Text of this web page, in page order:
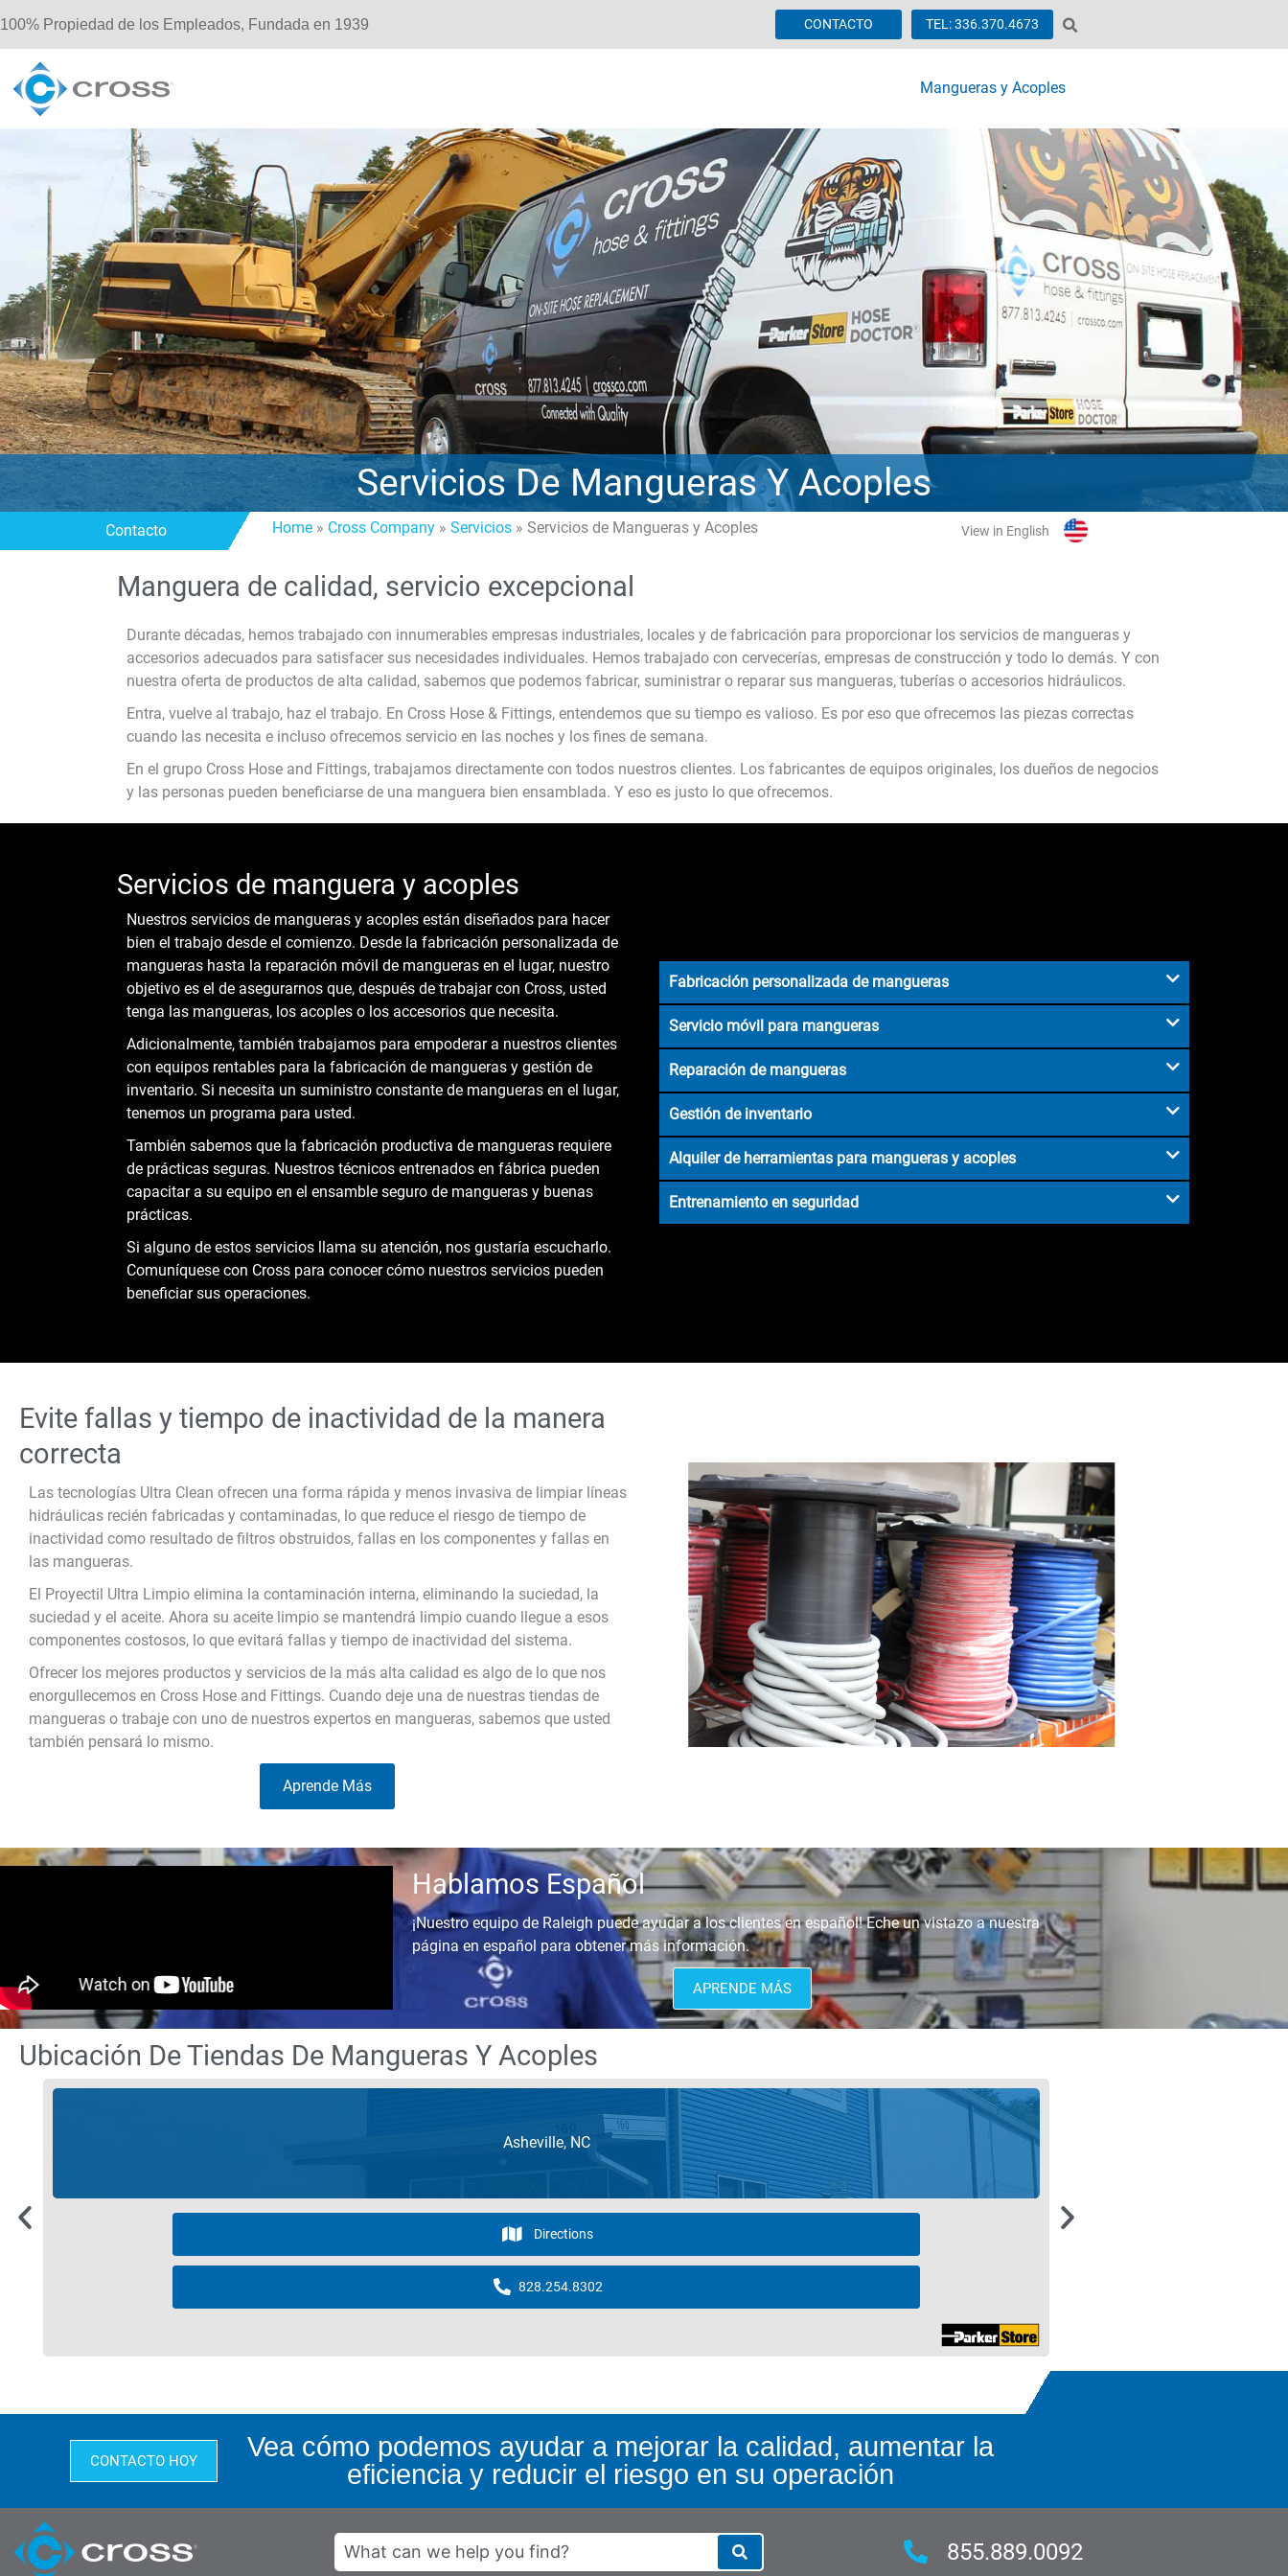
100% Propiedad de los Empleados, Fundada en 1939 CONTACTO TEL: 336.370.4673
Mangueras y Acoples
Servicios De Mangueras Y Acoples
Contacto Home» Cross Company» Servicios» Servicios de Mangueras y Acoples View in English
Manguera de calidad, servicio excepcional
Durante décadas, hemos trabajado con innumerables empresas industriales, locales y de fabricación para proporcionar los servicios de mangueras y
accesorios adecuados para satisfacer sus necesidades individuales. Hemos trabajado con cervecerías, empresas de construcción y todo lo demás. Y con
nuestra oferta de productos de alta calidad, sabemos que podemos fabricar, suministrar o reparar sus mangueras, tuberías o accesorios hidráulicos.
Entra, vuelve al trabajo, haz el trabajo. En Cross Hose & Fittings, entendemos que su tiempo es valioso. Es por eso que ofrecemos las piezas correctas
cuando las necesita e incluso ofrecemos servicio en las noches y los fines de semana.
En el grupo Cross Hose and Fittings, trabajamos directamente con todos nuestros clientes. Los fabricantes de equipos originales, los dueños de negocios
y las personas pueden beneficiarse de una manguera bien ensamblada. Y eso es justo lo que ofrecemos.
Servicios de manguera y acoples
Nuestros servicios de mangueras y acoples están diseñados para hacer
bien el trabajo desde el comienzo. Desde la fabricación personalizada de
mangueras hasta la reparación móvil de mangueras en el lugar, nuestro
objetivo es el de asegurarnos que, después de trabajar con Cross, usted
tenga las mangueras, los acoples o los accesorios que necesita.
Adicionalmente, también trabajamos para empoderar a nuestros clientes
con equipos rentables para la fabricación de mangueras y gestión de
inventario. Si necesita un suministro constante de mangueras en el lugar,
tenemos un programa para usted.
También sabemos que la fabricación productiva de mangueras requiere
de prácticas seguras. Nuestros técnicos entrenados en fábrica pueden
capacitar a su equipo en el ensamble seguro de mangueras y buenas
prácticas.
Si alguno de estos servicios llama su atención, nos gustaría escucharlo.
Comuníquese con Cross para conocer cómo nuestros servicios pueden
beneficiar sus operaciones.
Fabricación personalizada de mangueras
Servicio móvil para mangueras
Reparación de mangueras
Gestión de inventario
Alquiler de herramientas para mangueras y acoples
Entrenamiento en seguridad
Evite fallas y tiempo de inactividad de la manera
correcta
Las tecnologías Ultra Clean ofrecen una forma rápida y menos invasiva de limpiar líneas
hidráulicas recién fabricadas y contaminadas, lo que reduce el riesgo de tiempo de
inactividad como resultado de filtros obstruidos, fallas en los componentes y fallas en
las mangueras.
El Proyectil Ultra Limpio elimina la contaminación interna, eliminando la suciedad, la
suciedad y el aceite. Ahora su aceite limpio se mantendrá limpio cuando llegue a esos
componentes costosos, lo que evitará fallas y tiempo de inactividad del sistema.
Ofrecer los mejores productos y servicios de la más alta calidad es algo de lo que nos
enorgullecemos en Cross Hose and Fittings. Cuando deje una de nuestras tiendas de
mangueras o trabaje con uno de nuestros expertos en mangueras, sabemos que usted
también pensará lo mismo.
Aprende Más
Hablamos Español
¡Nuestro equipo de Raleigh puede ayudar a los clientes en español! Eche un vistazo a nuestra
página en español para obtener más información.
APRENDE MÁS
Ubicación De Tiendas De Mangueras Y Acoples
Asheville, NC
Directions
828.254.8302
CONTACTO HOY
Vea cómo podemos ayudar a mejorar la calidad, aumentar la
eficiencia y reducir el riesgo en su operación
Search 855.889.0092